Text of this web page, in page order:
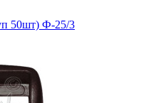
50шт) Ф-25/3